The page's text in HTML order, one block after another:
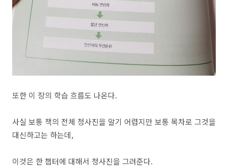
또한 이 장의 학습 흐름도 나온다.
사실 보통 책의 전체 청사진을 알기 어렵지만 보통 목차로 그것을
대신하고는 하는데,
이것은 한 챕터에 대해서 청사진을 그려준다.